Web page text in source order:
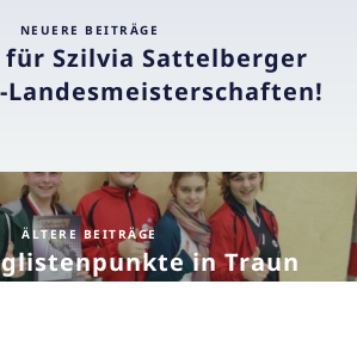
NEUERE BEITRÄGE
für Szilvia Sattelberger
Landesmeisterschaften!
ÄLTERE BEITRÄGE
in Traun